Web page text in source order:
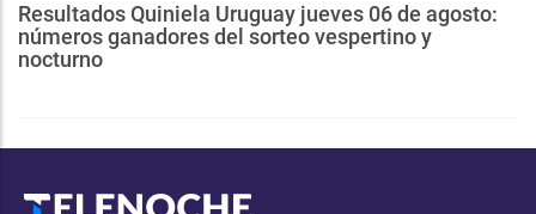
Resultados Quiniela Uruguay jueves 06 de agosto:
números ganadores del sorteo vespertino y
nocturno